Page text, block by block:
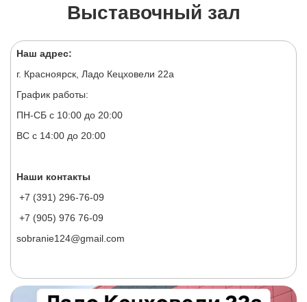
Выставочный зал
Наш адрес:
г. Красноярск, Ладо Кецховели 22а
График работы:
ПН-СБ с 10:00 до 20:00
ВС с 14:00 до 20:00
Наши контакты
+7 (391) 296-76-09
+7 (905) 976 76-09
sobranie124@gmail.com